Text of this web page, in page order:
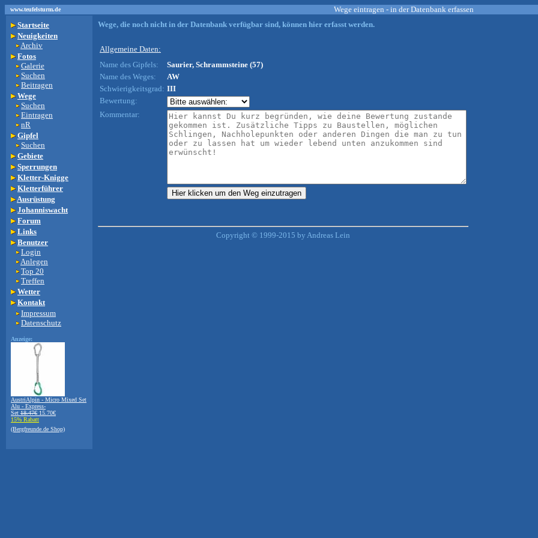
www.teufelsturm.de Wege eintragen - in der Datenbank erfassen
Startseite
Neuigkeiten
Archiv
Fotos
Galerie
Suchen
Beitragen
Wege
Suchen
Eintragen
nR
Gipfel
Suchen
Gebiete
Sperrungen
Kletter-Knigge
Kletterführer
Ausrüstung
Johanniswacht
Forum
Links
Benutzer
Login
Anlegen
Top 20
Treffen
Wetter
Kontakt
Impressum
Datenschutz
Anzeige:
AustriAlpin - Micro Mixed Set
Alu - Express-
Set 18.47€ 15.70€
15% Rabatt
(Bergfreunde.de Shop)
Wege, die noch nicht in der Datenbank verfügbar sind, können hier erfasst werden.
Allgemeine Daten:
Name des Gipfels:
Saurier, Schrammsteine (57)
Name des Weges:
AW
Schwierigkeitsgrad: III
Bewertung:
Kommentar:
Copyright © 1999-2015 by Andreas Lein